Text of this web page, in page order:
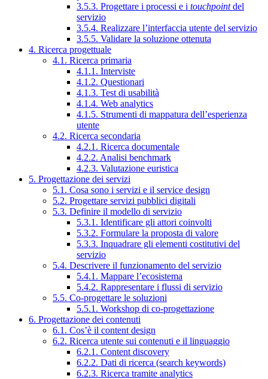
3.5.3. Progettare i processi e i touchpointdel
servizio
3.5.4. Realizzare l’interfaccia utente del servizio
3.5.5. Validare la soluzione ottenuta
4. Ricerca progettuale
4.1. Ricerca primaria
4.1.1. Interviste
4.1.2. Questionari
4.1.3. Test di usabilità
4.1.4. Web analytics
4.1.5. Strumenti di mappatura dell’esperienza
utente
4.2. Ricerca secondaria
4.2.1. Ricerca documentale
4.2.2. Analisi benchmark
4.2.3. Valutazione euristica
5. Progettazione dei servizi
5.1. Cosa sono i servizi e il service design
5.2. Progettare servizi pubblici digitali
5.3. Definire il modello di servizio
5.3.1. Identificare gli attori coinvolti
5.3.2. Formulare la proposta di valore
5.3.3. Inquadrare gli elementi costitutivi del
servizio
5.4. Descrivere il funzionamento del servizio
5.4.1. Mappare l’ecosistema
5.4.2. Rappresentare i flussi di servizio
5.5. Co-progettare le soluzioni
5.5.1. Workshop di co-progettazione
6. Progettazione dei contenuti
6.1. Cos’è il content design
6.2. Ricerca utente sui contenuti e il linguaggio
6.2.1. Content discovery
6.2.2. Dati di ricerca (search keywords)
6.2.3. Ricerca tramite analytics